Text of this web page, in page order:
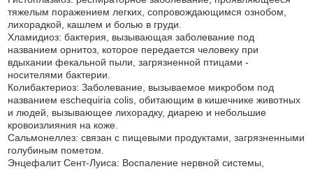
тяжелым поражением легких, сопровождающимся ознобом,
лихорадкой, кашлем и болью в груди.
Хламидиоз: бактерия, вызывающая заболевание под
названием орнитоз, которое передается человеку при
вдыхании фекальной пыли, загрязненной птицами -
носителями бактерии.
Колибактериоз: Заболевание, вызываемое микробом под
названием eschequiria colis, обитающим в кишечнике животных
и людей, вызывающее лихорадку, диарею и небольшие
кровоизлияния на коже.
Сальмонеллез: связан с пищевыми продуктами, загрязненными
голубиным пометом.
Энцефалит Сент-Луиса: Воспаление нервной системы,